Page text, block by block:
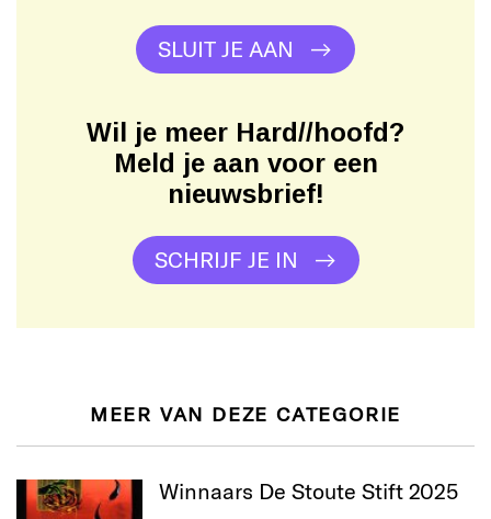
SLUIT JE AAN
Wil je meer Hard//hoofd?
Meld je aan voor een
nieuwsbrief!
SCHRIJF JE IN
MEER VAN DEZE CATEGORIE
Winnaars De Stoute Stift 2025